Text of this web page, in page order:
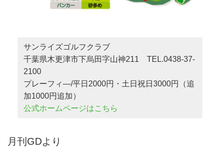
サンライズゴルフクラブ
千葉県木更津市下烏田字山神211 TEL.0438-37-
2100
プレーフィ―/平日2000円・土日祝日3000円（追
加1000円追加）
公式ホームページはこちら
月刊GDより